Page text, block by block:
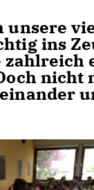
unsere
ins
nicht